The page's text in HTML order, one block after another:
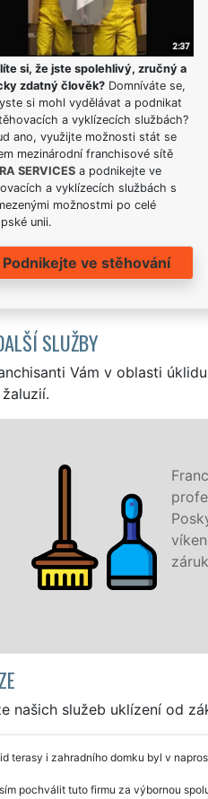
si, že jste spolehlivý, zručný a
zdatný člověk?Domníváte se,
si mohl vydělávat a podnikat
a vyklízecích službách?
ano, využijte možnosti stát se
mezinárodní franchisové sítě
SERVICESa podnikejte ve
a vyklízecích službách s
možnostmi po celé
unii.
Podnikejte ve stěhování
SLUŽBY
Vám v oblasti
VES
v Nové Vsi a okolí Nové
firmy i jednotlivce.
7 dní v týdnu a to i během
co zákazník žádá a to se
našich služeb uklízení od
terasy i zahradního domku byl v
pochválit tuto firmu za výbornou